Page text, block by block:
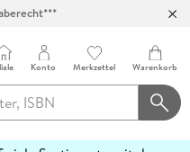
Konto Merkzettel Warenkorb